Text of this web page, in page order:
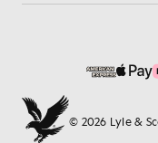
© 2026 Lyle &